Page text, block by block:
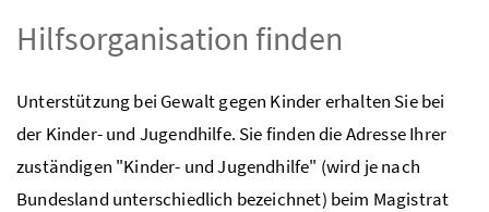
Hilfsorganisation finden
Unterstützung bei Gewalt gegen Kinder erhalten Sie bei
der Kinder- und Jugendhilfe. Sie finden die Adresse Ihrer
zuständigen "Kinder- und Jugendhilfe" (wird je nach
Bundesland unterschiedlich bezeichnet) beim Magistrat